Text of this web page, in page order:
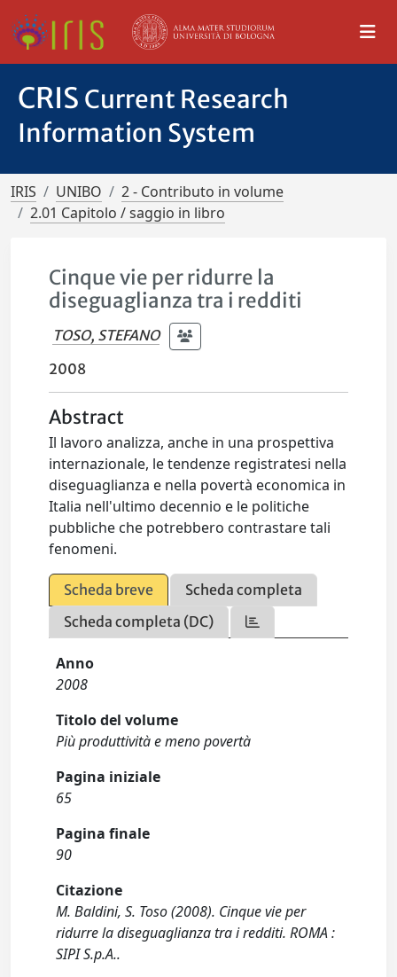
CRIS Current Research
Information System
IRIS UNIBO
2 - Contributo in volume
2.01 Capitolo / saggio in libro
Cinque vie per ridurre la
diseguaglianza tra i redditi
TOSO, STEFANO
2008
Abstract
Il lavoro analizza, anche in una prospettiva
internazionale, le tendenze registratesi nella
diseguaglianza e nella povertà economica in
Italia nell'ultimo decennio e le politiche
pubbliche che potrebbero contrastare tali
fenomeni.
Scheda breve
Scheda completa
Scheda completa (DC)
Anno
2008
Titolo del volume
Più produttività e meno povertà
Pagina iniziale
65
Pagina finale
90
Citazione
M. Baldini, S. Toso (2008). Cinque vie per
ridurre la diseguaglianza tra i redditi. ROMA :
SIPI S.p.A..